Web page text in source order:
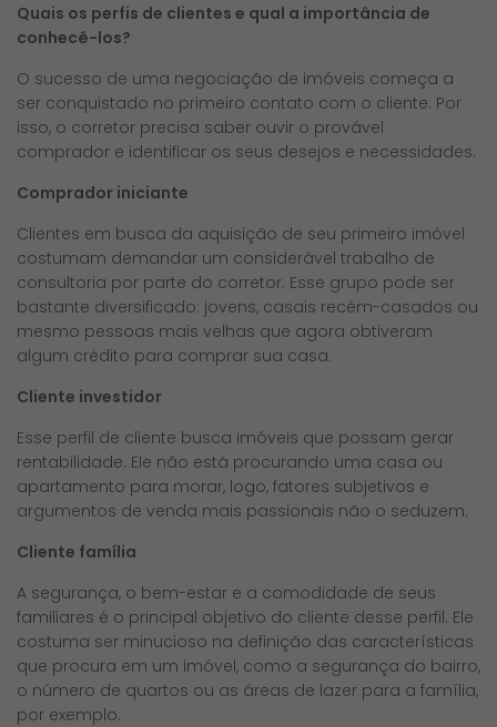
Quais os perfis de clientes e qual a importância de
conhecê-los?
O sucesso de uma negociação de imóveis começa a
ser conquistado no primeiro contato com o cliente. Por
isso, o corretor precisa saber ouvir o provável
comprador e identificar os seus desejos e necessidades.
Comprador iniciante
Clientes em busca da aquisição de seu primeiro imóvel
costumam demandar um considerável trabalho de
consultoria por parte do corretor. Esse grupo pode ser
bastante diversificado: jovens, casais recém-casados ou
mesmo pessoas mais velhas que agora obtiveram
algum crédito para comprar sua casa.
Cliente investidor
Esse perfil de cliente busca imóveis que possam gerar
rentabilidade. Ele não está procurando uma casa ou
apartamento para morar, logo, fatores subjetivos e
argumentos de venda mais passionais não o seduzem.
Cliente família
A segurança, o bem-estar e a comodidade de seus
familiares é o principal objetivo do cliente desse perfil. Ele
costuma ser minucioso na definição das características
que procura em um imóvel, como a segurança do bairro,
o número de quartos ou as áreas de lazer para a família,
por exemplo.